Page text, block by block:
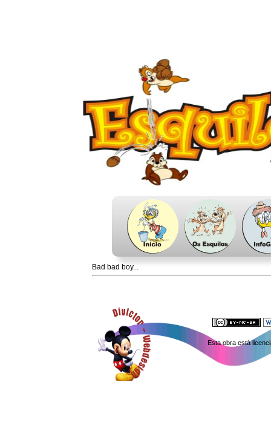
Bad bad boy...
Esta obra está